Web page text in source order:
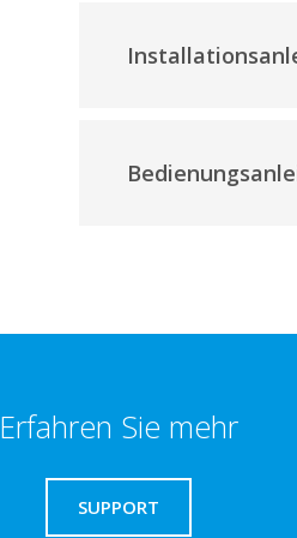
Erfahren Sie mehr
SUPPORT